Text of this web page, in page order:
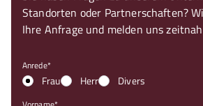
Standorten oder Partnerschaften?
Ihre Anfrage und melden uns
Anrede
Frau Herr Divers